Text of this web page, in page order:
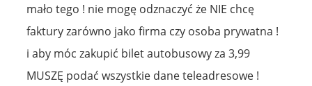
mało tego ! nie mogę odznaczyć że NIE chcę
faktury zarówno jako firma czy osoba prywatna !
i aby móc zakupić bilet autobusowy za 3,99
MUSZĘ podać wszystkie dane teleadresowe !